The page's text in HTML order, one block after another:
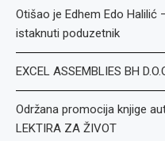
Otišao je Edhem Edo Halilić
istaknuti poduzetnik
EXCEL ASSEMBLIES BH
Održana promocija knjige
LEKTIRA ZA ŽIVOT